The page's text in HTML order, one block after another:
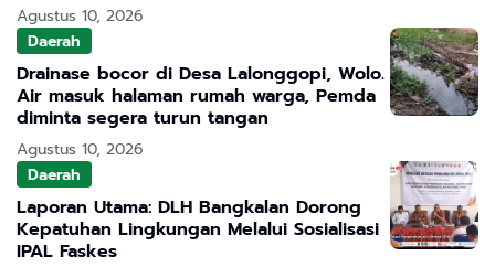
Agustus 10, 2026
Daerah
Drainase bocor di Desa Lalonggopi, Wolo.
Air masuk halaman rumah warga, Pemda
diminta segera turun tangan
Agustus 10, 2026
Daerah
Laporan Utama: DLH Bangkalan Dorong
Kepatuhan Lingkungan Melalui Sosialisasi
IPAL Faskes